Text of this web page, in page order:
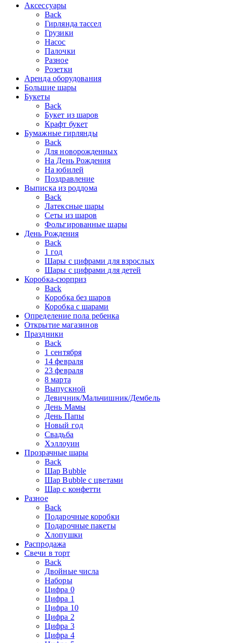
Аксессуары
Back
Гирлянда тассел
Грузики
Насос
Палочки
Разное
Розетки
Аренда оборудования
Большие шары
Букеты
Back
Букет из шаров
Крафт букет
Бумажные гирлянды
Back
Для новорожденных
На День Рождения
На юбилей
Поздравление
Выписка из роддома
Back
Латексные шары
Сеты из шаров
Фольгированные шары
День Рождения
Back
1 год
Шары с цифрами для взрослых
Шары с цифрами для детей
Коробка-сюрприз
Back
Коробка без шаров
Коробка с шарами
Определение пола ребенка
Открытие магазинов
Праздники
Back
1 сентября
14 февраля
23 февраля
8 марта
Выпускной
Девичник/Мальчишник/Дембель
День Мамы
День Папы
Новый год
Свадьба
Хэллоуин
Прозрачные шары
Back
Шар Bubble
Шар Bubble с цветами
Шар с конфетти
Разное
Back
Подарочные коробки
Подарочные пакеты
Хлопушки
Распродажа
Свечи в торт
Back
Двойные числа
Наборы
Цифра 0
Цифра 1
Цифра 10
Цифра 2
Цифра 3
Цифра 4